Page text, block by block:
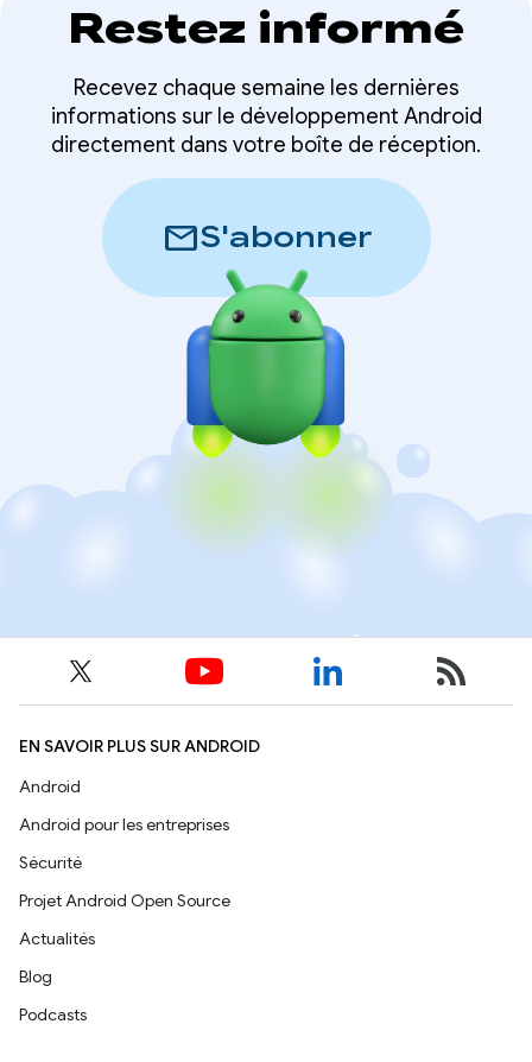
Restez informé
Recevez chaque semaine les dernières
informations sur le développement Android
directement dans votre boîte de réception.
mailS'abonner
EN SAVOIR PLUS SUR ANDROID
Android
Android pour les entreprises
Sécurité
Projet Android Open Source
Actualités
Blog
Podcasts